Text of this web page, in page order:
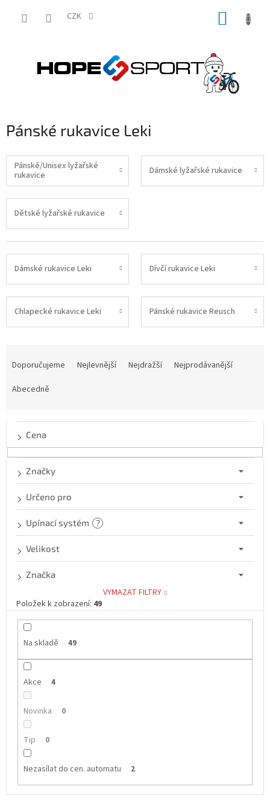
CZK
Pánské rukavice Leki
Pánské/Unisex lyžařské
rukavice
Dámské lyžařské rukavice
Dětské lyžařské rukavice
Dámské rukavice Leki Dívčí rukavice Leki
Chlapecké rukavice Leki Pánské rukavice Reusch
o
Doporučujeme Nejlevnější Nejdražší
Nejprodávanější
Abecedně
Cena
Na skladě 49
Akce 4
Novinka 0
Tip 0
Nezasílat do cen. automatu 2
Značky
Určeno pro
Upínací systém ?
Velikost
Značka
VYMAZAT FILTRY
Položek k zobrazení: 49